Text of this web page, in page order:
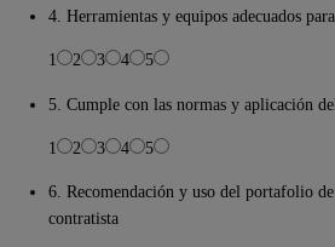
4. Herramientas y equipos adecuados
1 2 3 4 5
5. Cumple con las normas y aplicación
1 2 3 4 5
6. Recomendación y uso del portafolio
contratista